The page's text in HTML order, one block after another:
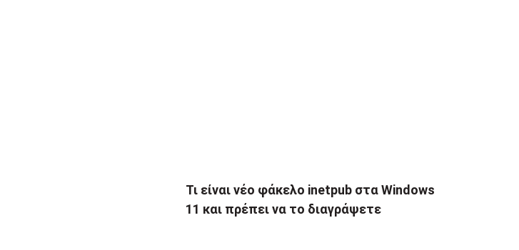
Τι είναι νέο φάκελο inetpub στα Windows
11 και πρέπει να το διαγράψετε